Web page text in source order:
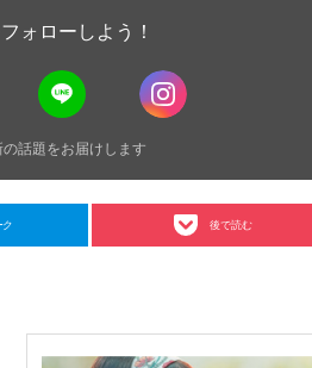
ォローしよう！
話題をお届けします
ク 後で読む